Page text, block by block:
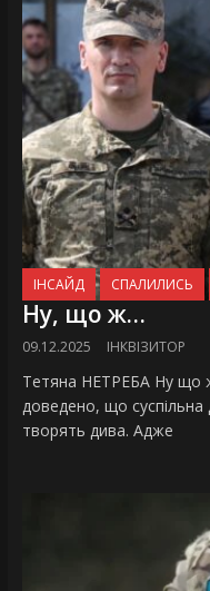
ІНСАЙД СПАЛИЛИСЬ
Ну, що ж…
09.12.2025 ІНКВІЗИТОР
Тетяна НЕТРЕБА Ну що
доведено, що суспільна
творять дива. Адже